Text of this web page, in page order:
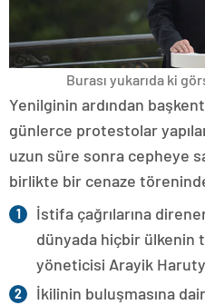
Burası yukarıda ki
Yenilginin ardından
günlerce protestolar
uzun süre sonra cepheye
birlikte bir cenaze
İstifa çağrılarına
dünyada hiçbir ülkenin
yöneticisi Arayik
İkilinin buluşmasına